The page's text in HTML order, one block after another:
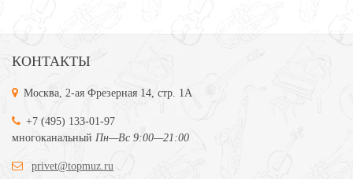
КОНТАКТЫ
Москва, 2-ая Фрезерная 14, стр. 1А
+7 (495) 133-01-97
многоканальный Пн—Вс 9:00—21:00
privet@topmuz.ru